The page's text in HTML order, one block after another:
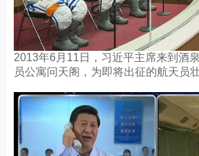
2013年6月11日，习近平主席来到酒
员公寓问天阁，为即将出征的航天员壮